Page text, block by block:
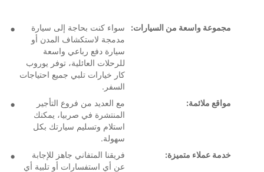
مجموعة واسعة من السيارات:
سواء كنت بحاجة إلى سيارة
مدمجة لاستكشاف المدن أو
سيارة دفع رباعي واسعة
للرحلات العائلية، توفر يوروب
كار خيارات تلبي جميع احتياجات
السفر.
مواقع ملائمة:
مع العديد من فروع التأجير
المنتشرة في صربيا، يمكنك
استلام وتسليم سيارتك بكل
سهولة.
خدمة عملاء متميزة:
فريقنا المتفاني جاهز للإجابة
عن أي استفسارات أو تلبية أي